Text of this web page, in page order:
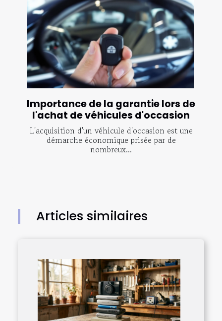
Importance de la garantie lors de
l'achat de véhicules d'occasion
L'acquisition d'un véhicule d'occasion est une
démarche économique prisée par de
nombreux...
Articles similaires